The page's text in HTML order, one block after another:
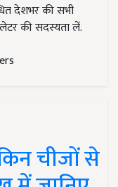
देशभर की सभी
की सदस्यता लें.
चीजों से